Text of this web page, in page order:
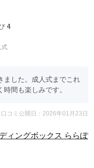
4
式
ました。成人式までこれ
間も楽しみです。
口コミ公開日：2026年01月23日
ィングボックス ららぽ